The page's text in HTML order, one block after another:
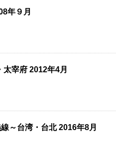
年９月
宰府 2012年4月
～台湾・台北 2016年8月